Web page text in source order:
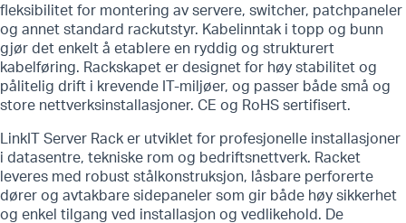
fleksibilitet for montering av servere, switcher, patchpaneler
og annet standard rackutstyr. Kabelinntak i topp og bunn
gjør det enkelt å etablere en ryddig og strukturert
kabelføring. Rackskapet er designet for høy stabilitet og
pålitelig drift i krevende IT-miljøer, og passer både små og
store nettverksinstallasjoner. CE og RoHS sertifisert.
LinkIT Server Rack er utviklet for profesjonelle installasjoner
i datasentre, tekniske rom og bedriftsnettverk. Racket
leveres med robust stålkonstruksjon, låsbare perforerte
dører og avtakbare sidepaneler som gir både høy sikkerhet
og enkel tilgang ved installasjon og vedlikehold. De